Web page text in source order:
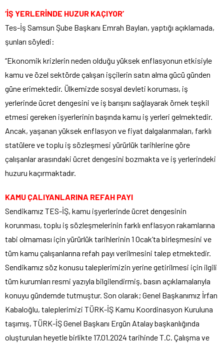
‘İŞ YERLERİNDE HUZUR KAÇIYOR’
Tes-İş Samsun Şube Başkanı Emrah Baylan, yaptığı açıklamada,
şunları söyledi:
“Ekonomik krizlerin neden olduğu yüksek enflasyonun etkisiyle
kamu ve özel sektörde çalışan işçilerin satın alma gücü günden
güne erimektedir. Ülkemizde sosyal devleti koruması, iş
yerlerinde ücret dengesini ve iş barışını sağlayarak örnek teşkil
etmesi gereken işyerlerinin başında kamu iş yerleri gelmektedir.
Ancak, yaşanan yüksek enflasyon ve fiyat dalgalanmaları, farklı
statülere ve toplu iş sözleşmesi yürürlük tarihlerine göre
çalışanlar arasındaki ücret dengesini bozmakta ve iş yerlerindeki
huzuru kaçırmaktadır.
KAMU ÇALIYANLARINA REFAH PAYI
Sendikamız TES-İŞ, kamu işyerlerinde ücret dengesinin
korunması, toplu iş sözleşmelerinin farklı enflasyon rakamlarına
tabi olmaması için yürürlük tarihlerinin 1 Ocak’ta birleşmesini ve
tüm kamu çalışanlarına refah payı verilmesini talep etmektedir.
Sendikamız söz konusu taleplerimizin yerine getirilmesi için ilgili
tüm kurumları resmi yazıyla bilgilendirmiş, basın açıklamalarıyla
konuyu gündemde tutmuştur. Son olarak; Genel Başkanımız İrfan
Kabaloğlu, taleplerimizi TÜRK-İŞ Kamu Koordinasyon Kuruluna
taşımış, TÜRK-İŞ Genel Başkanı Ergün Atalay başkanlığında
oluşturulan heyetle birlikte 17.01.2024 tarihinde T.C. Çalışma ve